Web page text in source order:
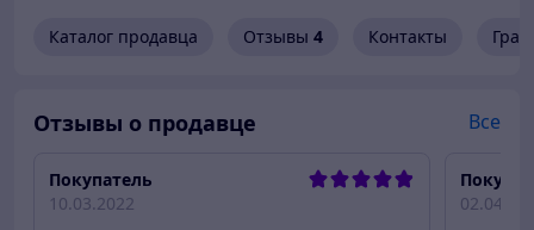
Каталог продавца Отзывы 4 Контакты
Отзывы о продавце Все
Покупатель
10.03.2022